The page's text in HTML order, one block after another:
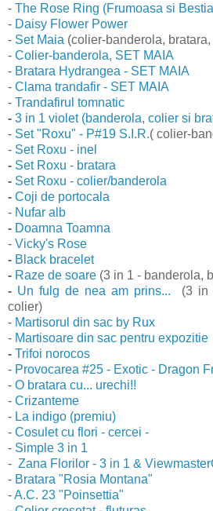
- The Rose Ring (Frumoasa si
- Daisy Flower Power
- Set Maia (colier-banderola,
- Colier-banderola, SET MAIA
- Bratara Hydrangea - SET MAIA
- Clama trandafir - SET MAIA
- Trandafirul tomnatic
- 3 in 1 violet (banderola, colier si
- Set "Roxu" - P#19 S.I.R.( colier-
- Set Roxu - inel
- Set Roxu - bratara
- Set Roxu - colier/banderola
- Coji de portocala
- Nufar alb
- Doamna Toamna
- Vicky's Rose
- Black bracelet
- Raze de soare (3 in 1 - banderola,
- Un fulg de nea am prins...
(3 in
colier)
- Martisorul din sac by Rux
- Martisoare din sac pentru expozitie
- Trifoi norocos
- Provocarea #25 - Exotic - Dragon
- O bratara cu... urechi!!
- Crizanteme
- La indigo (premiu)
- Cosulet cu flori - cercei -
- Simple 3 in 1
- Zana Florilor - 3 in 1 &
- Bratara "Rosia Montana"
-A.C. 23 "Poinsettia"